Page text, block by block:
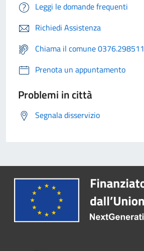
Leggi le domande frequenti
Richiedi Assistenza
Chiama il comune 0376.298511
Prenota un appuntamento
Problemi in città
Segnala disservizio